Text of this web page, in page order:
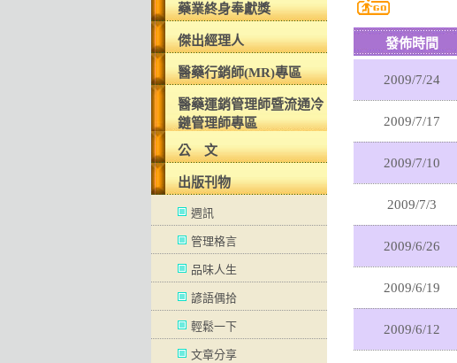
藥業終身奉獻獎
傑出經理人
醫藥行銷師(MR)專區
醫藥運銷管理師暨流通冷
鏈管理師專區
公 文
出版刊物
週訊
管理格言
品味人生
諺語偶拾
輕鬆一下
文章分享
發佈時間
2009/7/24
2009/7/17
2009/7/10
2009/7/3
2009/6/26
2009/6/19
2009/6/12